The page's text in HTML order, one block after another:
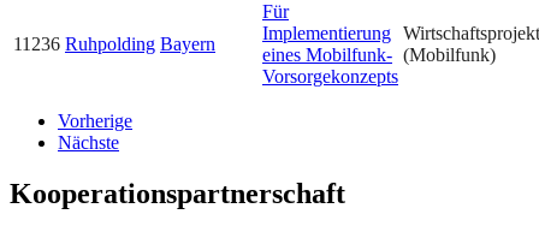
11236 Ruhpolding Bayern
Für
Implementierung
eines Mobilfunk-
Vorsorgekonzepts
(Mobilfunk)
Vorherige
Nächste
Kooperationspartnerschaft